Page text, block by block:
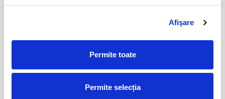
Afişare
Permite toate
Permite selecția
PRODUSE ASEMANATOARE